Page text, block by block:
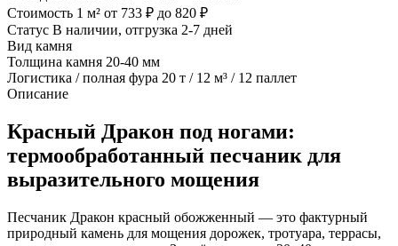
Стоимость 1 м² от 733 ₽ до 820 ₽
Статус В наличии, отгрузка 2-7 дней
Вид камня
Толщина камня 20-40 мм
Логистика / полная фура 20 т / 12 м³ / 12 паллет
Описание
Красный Дракон под ногами:
термообработанный песчаник для
выразительного мощения
Песчаник Дракон красный обожженный — это фактурный
природный камень для мощения дорожек, тротуара, террасы,